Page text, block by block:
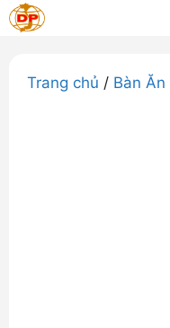
Chuyển
đến
dungTrang chủ / Bàn Ăn